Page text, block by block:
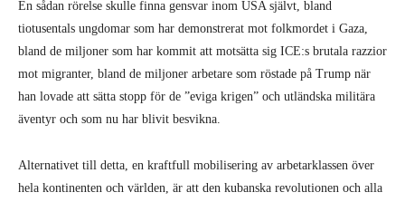
En sådan rörelse skulle finna gensvar inom USA självt, bland
tiotusentals ungdomar som har demonstrerat mot folkmordet i Gaza,
bland de miljoner som har kommit att motsätta sig ICE:s brutala razzior
mot migranter, bland de miljoner arbetare som röstade på Trump när
han lovade att sätta stopp för de ”eviga krigen” och utländska militära
äventyr och som nu har blivit besvikna.
Alternativet till detta, en kraftfull mobilisering av arbetarklassen över
hela kontinenten och världen, är att den kubanska revolutionen och alla